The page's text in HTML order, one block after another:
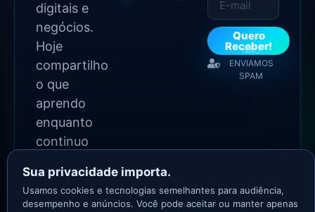
digitais e
negócios.
Hoje
compartilho
o que
aprendo
enquanto
continuo
Quero
Receber!
NÃO
ENVIAMOS
SPAM
2026 Copyright - Todos
Sua privacidade importa.
Usamos cookies e tecnologias semelhantes para audiência,
desempenho e anúncios. Você pode aceitar ou manter apenas